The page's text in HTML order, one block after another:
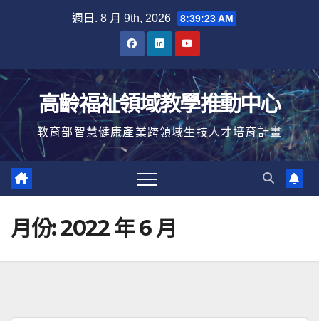
週日. 8 月 9th, 2026 8:39:23 AM
高齡福祉領域教學推動中心
教育部智慧健康產業跨領域生技人才培育計畫
月份:2022 年 6 月